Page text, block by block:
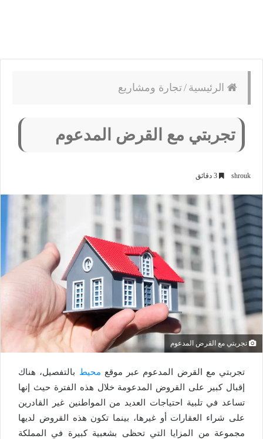
الرئيسية /تجارة ومشاريع
تجربتي مع القرض المدعوم
shrouk
تجربتي مع القرض المدعوم
تجربتي مع القرض المدعوم عبر موقع محيط بالتفصيل، هناك
إقبال كبير على القروض المدعومة خلال هذه الفترة حيث إنها
تساعد في تلبية احتياجات العديد من المواطنين غير القادرين
على شراء العقارات أو غيرها، بينما تكون هذه القروض لديها
مجموعة من المزايا التي تحظى بشعبية كبيرة في المملكة